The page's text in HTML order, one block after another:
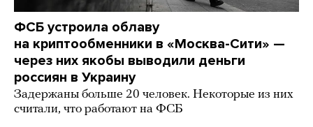
ФСБ устроила облаву
на криптообменники в «Москва-Сити» —
через них якобы выводили деньги
россиян в Украину
Задержаны больше 20 человек. Некоторые из них
считали, что работают на ФСБ